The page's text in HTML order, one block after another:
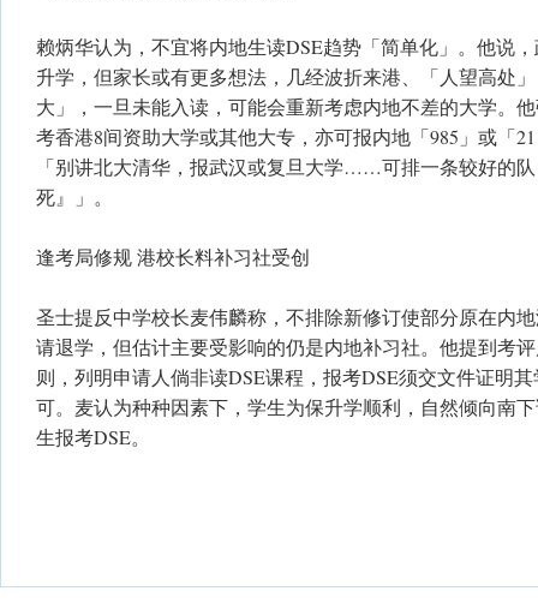
赖炳华认为，不宜将内地生读DSE趋势「简单化」。他说
升学，但家长或有更多想法，几经波折来港、「人望高处
大」，一旦未能入读，可能会重新考虑内地不差的大学。
考香港8间资助大学或其他大专，亦可报内地「985」或「
「别讲北大清华，报武汉或复旦大学……可排一条较好的
死』」。
逢考局修规 港校长料补习社受创
圣士提反中学校长麦伟麟称，不排除新修订使部分原在内
请退学，但估计主要受影响的仍是内地补习社。他提到考
则，列明申请人倘非读DSE课程，报考DSE须交文件证明
可。麦认为种种因素下，学生为保升学顺利，自然倾向南
生报考DSE。